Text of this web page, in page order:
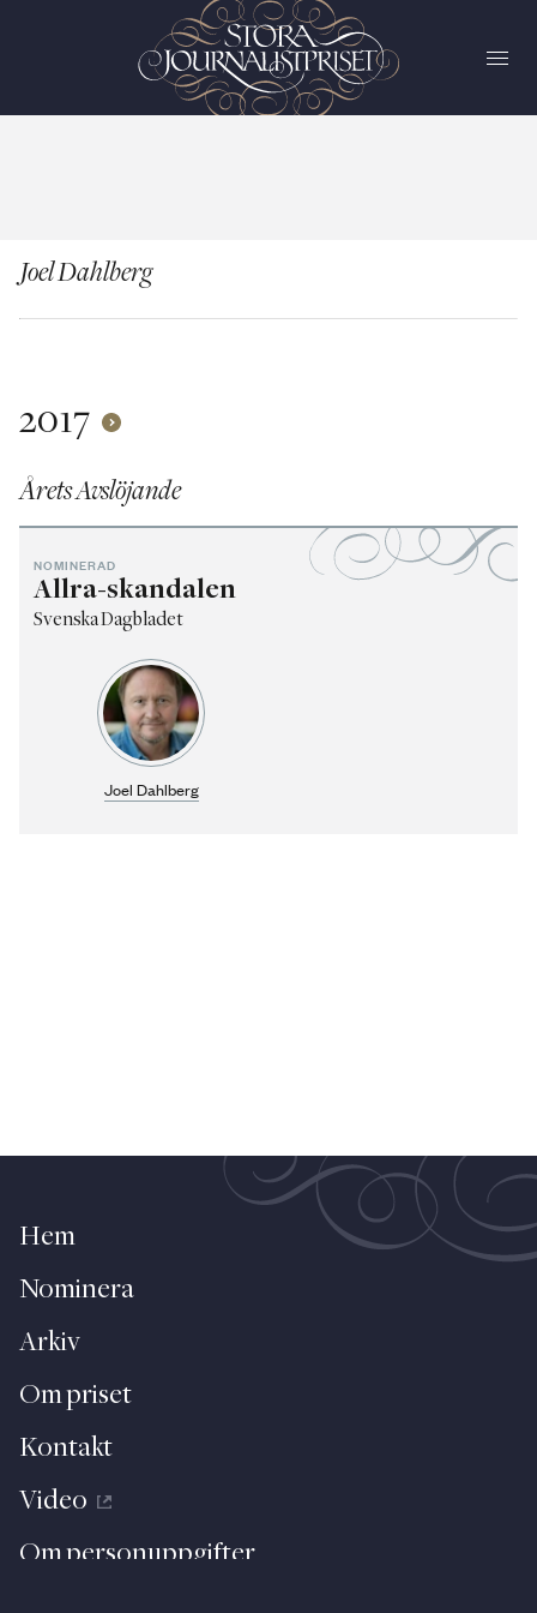
Joel Dahlberg
2017
Årets Avslöjande
NOMINERAD
Allra-skandalen
Svenska Dagbladet
Joel Dahlberg
Hem
Nominera
Arkiv
Om priset
Kontakt
Video
Om personuppgifter